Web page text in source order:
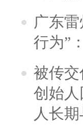
广东
行为”
被传
创始
人长